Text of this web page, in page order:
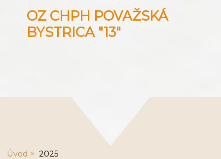
OZ CHPH POVAŽSKÁ
BYSTRICA "13"
Úvod 2025